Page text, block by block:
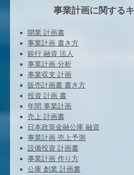
事業計画に関する
開業 計画書
事業計画 書き方
銀行 融資 法人
事業計画 分析
事業収支 計画
販売計画書 書き方
投資 計画 書
年間 事業計画
売上 計画書
日本政策金融公庫 融資
事業計画 売上予測
設備投資 計画書
事業計画 作り方
公庫 創業 計画書